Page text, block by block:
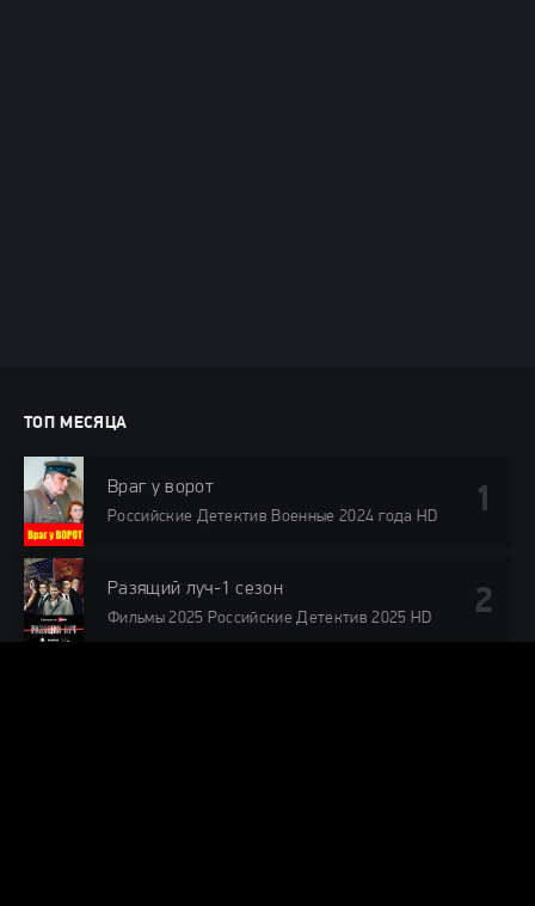
ТОП МЕСЯЦА
Враг у ворот
Российские Детектив Военные 2024 года HD
Разящий луч-1 сезон
Фильмы 2025 Российские Детектив 2025 HD